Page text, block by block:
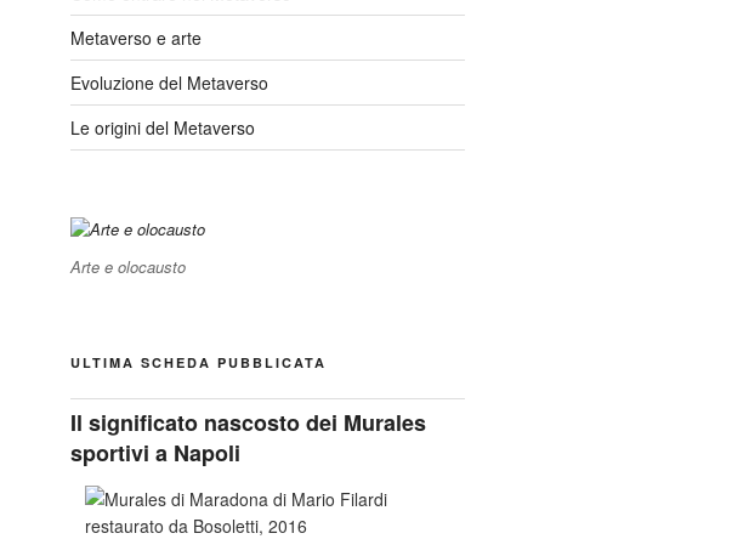
Metaverso e arte
Evoluzione del Metaverso
Le origini del Metaverso
Arte e olocausto
ULTIMA SCHEDA PUBBLICATA
Il significato nascosto dei Murales
sportivi a Napoli